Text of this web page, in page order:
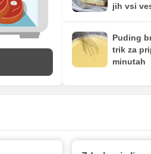
jih vsi
Puding
trik za
minutah